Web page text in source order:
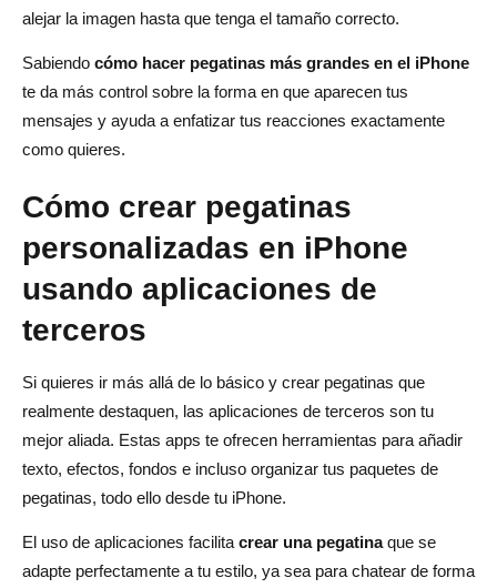
alejar la imagen hasta que tenga el tamaño correcto.
Sabiendo cómo hacer pegatinas más grandes en el iPhone
te da más control sobre la forma en que aparecen tus
mensajes y ayuda a enfatizar tus reacciones exactamente
como quieres.
Cómo crear pegatinas
personalizadas en iPhone
usando aplicaciones de
terceros
Si quieres ir más allá de lo básico y crear pegatinas que
realmente destaquen, las aplicaciones de terceros son tu
mejor aliada. Estas apps te ofrecen herramientas para añadir
texto, efectos, fondos e incluso organizar tus paquetes de
pegatinas, todo ello desde tu iPhone.
El uso de aplicaciones facilita crear una pegatinaque se
adapte perfectamente a tu estilo, ya sea para chatear de forma